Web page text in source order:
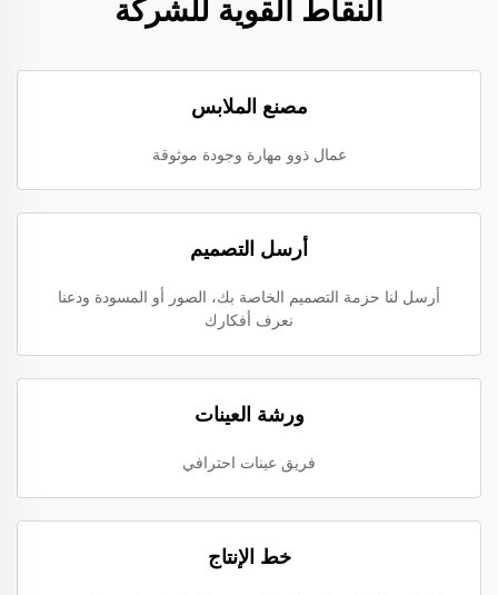
النقاط القوية للشركة
مصنع الملابس
عمال ذوو مهارة وجودة موثوقة
أرسل التصميم
أرسل لنا حزمة التصميم الخاصة بك، الصور أو المسودة ودعنا
نعرف أفكارك
ورشة العينات
فريق عينات احترافي
خط الإنتاج